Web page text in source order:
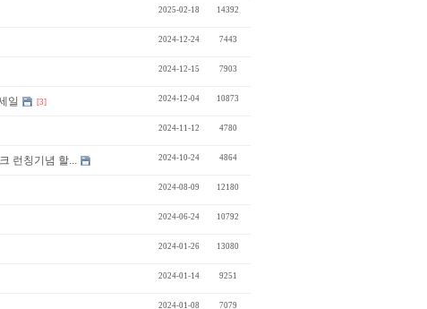
2025-02-18 14392
2024-12-24 7443
2024-12-15 7903
일 [3] 2024-12-04 10873
2024-11-12 4780
런칭기념 할... 2024-10-24 4864
2024-08-09 12180
2024-06-24 10792
2024-01-26 13080
2024-01-14 9251
2024-01-08 7079